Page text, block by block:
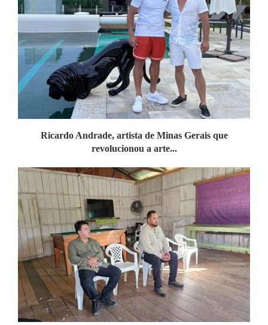
Ricardo Andrade, artista de Minas Gerais que
revolucionou a arte...